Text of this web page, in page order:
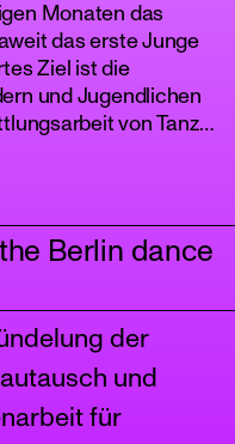
Monaten das
das erste Junge
Ziel ist die
und Jugendlichen
von Tanz
von
deren
von
von
Berlin dance
der
und
für
tanz